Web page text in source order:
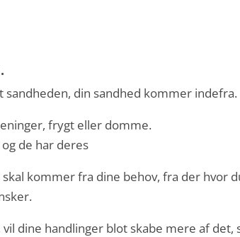
din sandhed kommer indefra.
frygt eller domme.
de har deres
skal kommer fra dine behov, fra der hvor
vil dine handlinger blot skabe mere af